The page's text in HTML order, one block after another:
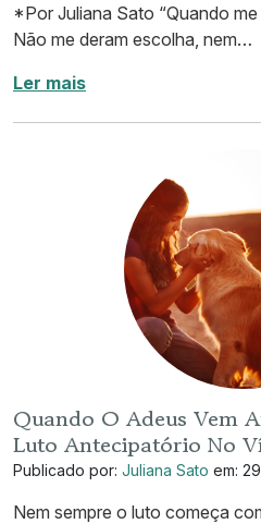
*Por Juliana Sato “Quando
Não me deram escolha, nem…
Ler mais
Quando O Adeus Vem
Luto Antecipatório No
Publicado por: Juliana Sato em:
Nem sempre o luto começa